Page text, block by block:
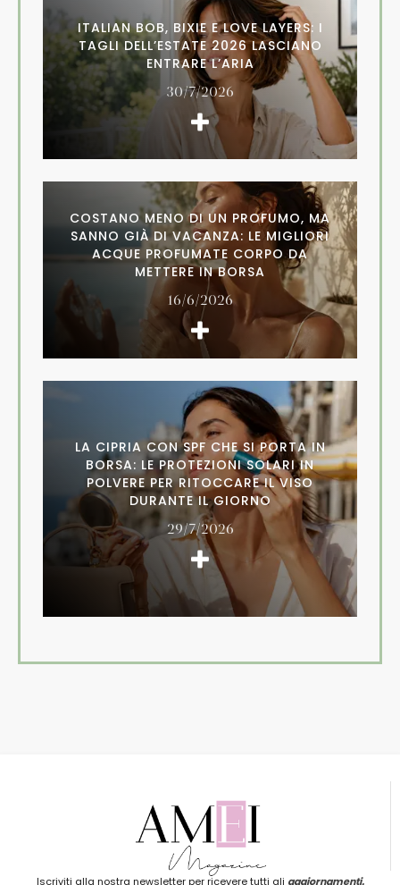
ITALIAN BOB, BIXIE E LOVE LAYERS: I
TAGLI DELL’ESTATE 2026 LASCIANO
ENTRARE L’ARIA
30/7/2026
COSTANO MENO DI UN PROFUMO, MA
SANNO GIÀ DI VACANZA: LE MIGLIORI
ACQUE PROFUMATE CORPO DA
METTERE IN BORSA
16/6/2026
LA CIPRIA CON SPF CHE SI PORTA IN
BORSA: LE PROTEZIONI SOLARI IN
POLVERE PER RITOCCARE IL VISO
DURANTE IL GIORNO
29/7/2026
Iscriviti alla nostra newsletter per ricevere tutti gli aggiornamenti.